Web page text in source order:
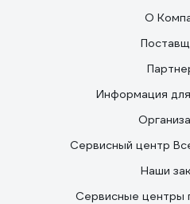
О
Информация
Сервисный центр
Наши
Сервисные центры